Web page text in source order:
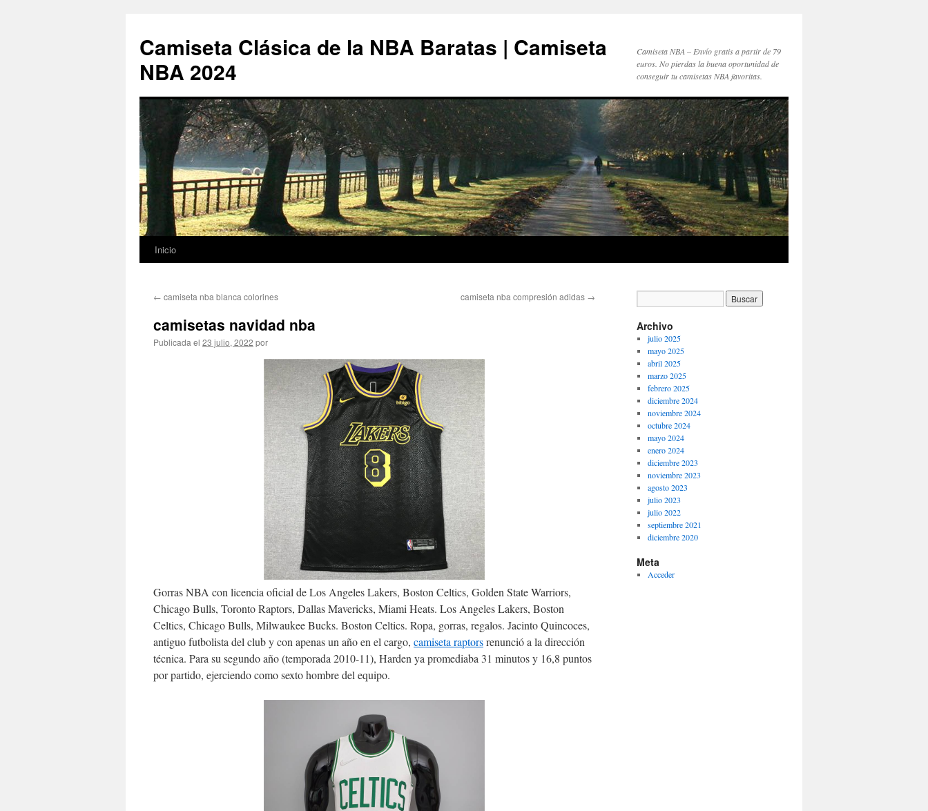
Camiseta Clásica de la NBA Baratas | Camiseta
NBA 2024
Camiseta NBA – Envío gratis a partir de 79
euros. No pierdas la buena oportunidad de
conseguir tu camisetas NBA favoritas.
Saltar
contenido
Inicio
← camiseta nba blanca colorines camiseta nba compresión adidas →
camisetas navidad nba
Publicada el 23 julio, 2022 por
Gorras NBA con licencia oficial de Los Angeles Lakers, Boston Celtics, Golden State Warriors,
Chicago Bulls, Toronto Raptors, Dallas Mavericks, Miami Heats. Los Angeles Lakers, Boston
Celtics, Chicago Bulls, Milwaukee Bucks. Boston Celtics. Ropa, gorras, regalos. Jacinto Quincoces,
antiguo futbolista del club y con apenas un año en el cargo, camiseta raptorsrenunció a la dirección
técnica. Para su segundo año (temporada 2010-11), Harden ya promediaba 31 minutos y 16,8 puntos
por partido, ejerciendo como sexto hombre del equipo.
Archivo
julio 2025
mayo 2025
abril 2025
marzo 2025
febrero 2025
diciembre 2024
noviembre 2024
octubre 2024
mayo 2024
enero 2024
diciembre 2023
noviembre 2023
agosto 2023
julio 2023
julio 2022
septiembre 2021
diciembre 2020
Meta
Acceder